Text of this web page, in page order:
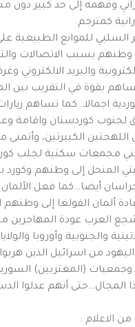
وفهمه إلى حد كبير دون
كمترجم.
السلبي للموانع الطبيعية
وطنهم بسبب الاتصالات
والبريد الالكتروني
بقوة في التقريب بين
اجمالا…كما تساهم
لجنوب كوردستان واقامة
الكبيرتين،
مجمعات سكنية لجلب
المنحل إلى وطنهم وكورد
أيضا…كما فعل الألمان
ألمان الفولغا إلى
العرب عودة المهاجرين
والجنوبية وأوروبا
من اسرائيل الذين
(المغتربين)
أنهم عدلوا
من الاعلام :